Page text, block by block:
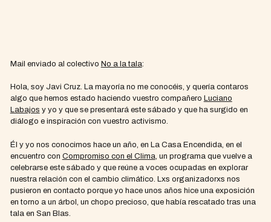
Mail enviado al colectivo No a la tala:
Hola, soy Javi Cruz. La mayoría no me conocéis, y quería contaros
algo que hemos estado haciendo vuestro compañero Luciano
Labajos y yo y que se presentará este sábado y que ha surgido en
diálogo e inspiración con vuestro activismo.
Él y yo nos conocimos hace un año, en La Casa Encendida, en el
encuentro con Compromiso con el Clima , un programa que vuelve a
celebrarse este sábado y que reúne a voces ocupadas en explorar
nuestra relación con el cambio climático. Lxs organizadorxs nos
pusieron en contacto porque yo hace unos años hice una exposición
en torno a un árbol, un chopo precioso, que había rescatado tras una
tala en San Blas.